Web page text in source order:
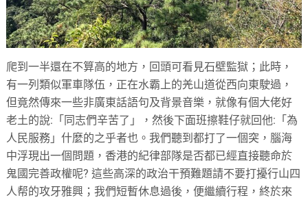
爬到一半還在不算高的地方，回頭可看見石壁監獄；此時，
有一列類似軍車隊伍，正在水霸上的羌山道從西向東駛過，
但竟然傳來一些非廣東話語句及背景音樂，就像有個大佬好
老土的說:「同志們辛苦了」，然後下面班擦鞋仔就回他:「為
人民服務」什麼的之乎者也。我們聽到都打了一個突，腦海
中浮現出一個問題，香港的紀律部隊是否都已經直接聽命於
鬼國完善政權呢? 這些高深的政治干預難題請不要打擾行山四
人帮的攻牙雅興；我們短暫休息過後，便繼續行程，終於來